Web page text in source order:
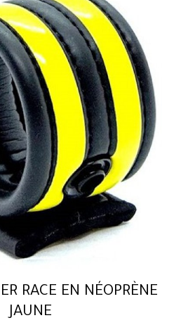
RACE EN NÉOPRÈNE
JAUNE